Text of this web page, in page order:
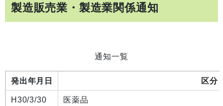
製造販売業・製造業関係通知
通知一覧
発出年月日 区分
H30/3/30 医薬品